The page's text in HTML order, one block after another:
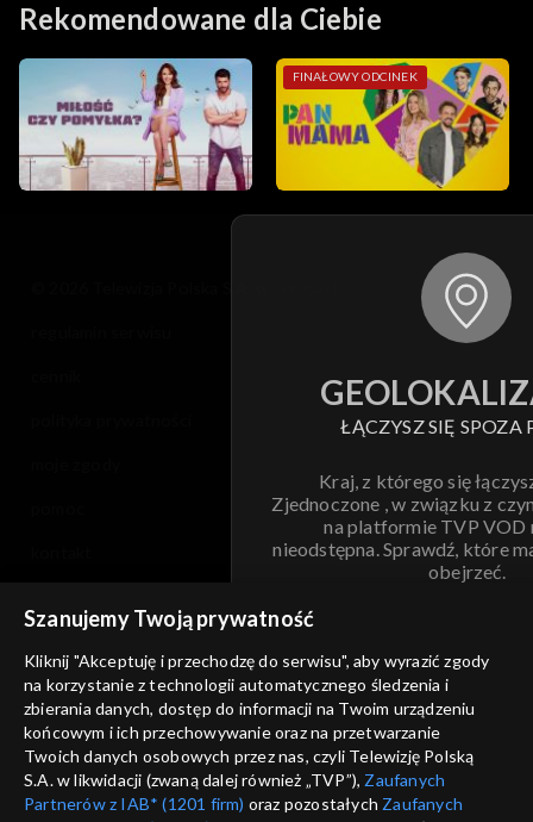
Rekomendowane dla Ciebie
FINAŁOWY ODCINEK
ŁĄCZYSZ SIĘ SPOZA
Kraj, z którego się
Zjednoczone , w związku z
na platformie TVP VOD
nieodstępna. Sprawdź, które
obejrzeć.
ANULUJ
informacje o dostawcy usług
Szanujemy Twoją prywatność
Kliknij "Akceptuję i przechodzę do serwisu", aby wyrazić zgody
na korzystanie z technologii automatycznego śledzenia i
zbierania danych, dostęp do informacji na Twoim urządzeniu
końcowym i ich przechowywanie oraz na przetwarzanie
Twoich danych osobowych przez nas, czyli Telewizję Polską
S.A. w likwidacji (zwaną dalej również „TVP”), Zaufanych
Partnerów z IAB* (1201 firm) oraz pozostałych Zaufanych